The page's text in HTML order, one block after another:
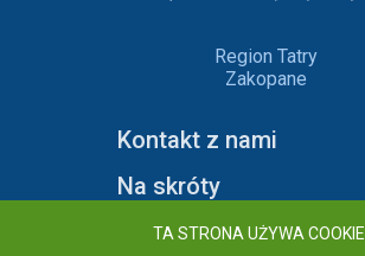
Region Tatry
Zakopane
Kontakt z nami
Na skróty
Informacje
TA STRONA UŻYWA